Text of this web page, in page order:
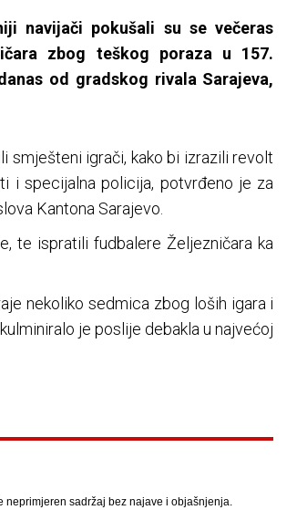
navijači pokušali su se večeras
zbog teškog poraza u 157.
od gradskog rivala Sarajeva,
smješteni igrači, kako bi izrazili revolt
i specijalna policija, potvrđeno je za
Kantona Sarajevo.
te ispratili fudbalere Željezničara ka
nekoliko sedmica zbog loših igara i
je poslije debakla u najvećoj
sadržaj bez najave i objašnjenja.